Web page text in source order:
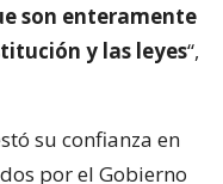
son enteramente
y las leyes“,
su confianza en
por el Gobierno